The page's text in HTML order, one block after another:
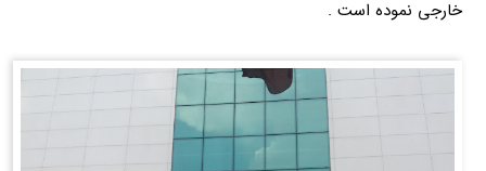
خارجی نموده است .